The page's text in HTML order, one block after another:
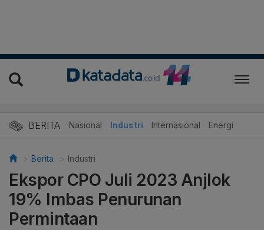
BERITA Nasional Industri Internasional Energi
Berita Industri
Ekspor CPO Juli 2023 Anjlok
19% Imbas Penurunan
Permintaan